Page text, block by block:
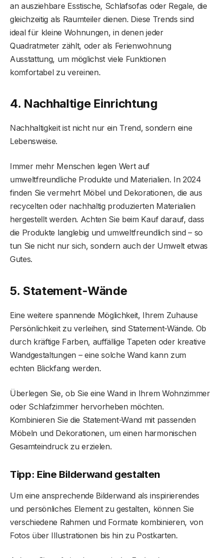
an ausziehbare Esstische, Schlafsofas oder Regale, die
gleichzeitig als Raumteiler dienen. Diese Trends sind
ideal für kleine Wohnungen, in denen jeder
Quadratmeter zählt, oder als Ferienwohnung
Ausstattung, um möglichst viele Funktionen
komfortabel zu vereinen.
4. Nachhaltige Einrichtung
Nachhaltigkeit ist nicht nur ein Trend, sondern eine
Lebensweise.
Immer mehr Menschen legen Wert auf
umweltfreundliche Produkte und Materialien. In 2024
finden Sie vermehrt Möbel und Dekorationen, die aus
recycelten oder nachhaltig produzierten Materialien
hergestellt werden. Achten Sie beim Kauf darauf, dass
die Produkte langlebig und umweltfreundlich sind – so
tun Sie nicht nur sich, sondern auch der Umwelt etwas
Gutes.
5. Statement-Wände
Eine weitere spannende Möglichkeit, Ihrem Zuhause
Persönlichkeit zu verleihen, sind Statement-Wände. Ob
durch kräftige Farben, auffällige Tapeten oder kreative
Wandgestaltungen – eine solche Wand kann zum
echten Blickfang werden.
Überlegen Sie, ob Sie eine Wand in Ihrem Wohnzimmer
oder Schlafzimmer hervorheben möchten.
Kombinieren Sie die Statement-Wand mit passenden
Möbeln und Dekorationen, um einen harmonischen
Gesamteindruck zu erzielen.
Tipp: Eine Bilderwand gestalten
Um eine ansprechende Bilderwand als inspirierendes
und persönliches Element zu gestalten, können Sie
verschiedene Rahmen und Formate kombinieren, von
Fotos über Illustrationen bis hin zu Postkarten.